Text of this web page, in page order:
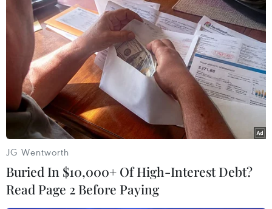
TIN CÙNG CHUYÊN MỤC
Từ 15/9, cấp giấy phép kinh doanh
vận tải trực tuyến trên Cổng Dịch vụ
công
10/08/2026 05:56
JG Wentworth
Buried In $10,000+ Of High-Interest Debt?
Read Page 2 Before Paying